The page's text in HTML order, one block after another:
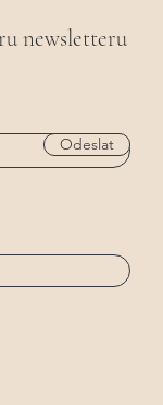
newsletteru
Odeslat